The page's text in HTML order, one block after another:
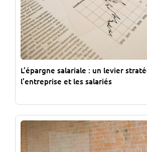
L’épargne salariale : un levier
l’entreprise et les salariés